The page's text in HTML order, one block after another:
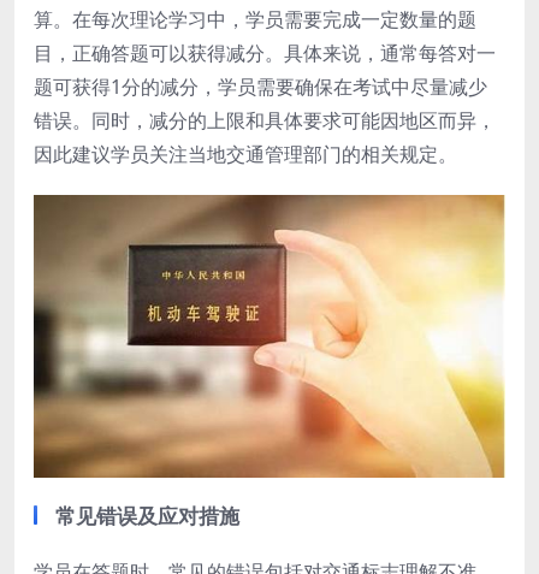
算。在每次理论学习中，学员需要完成一定数量的题
目，正确答题可以获得减分。具体来说，通常每答对一
题可获得1分的减分，学员需要确保在考试中尽量减少
错误。同时，减分的上限和具体要求可能因地区而异，
因此建议学员关注当地交通管理部门的相关规定。
常见错误及应对措施